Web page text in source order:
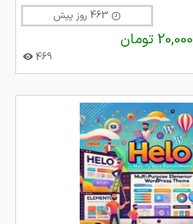
20,000 تومان
469